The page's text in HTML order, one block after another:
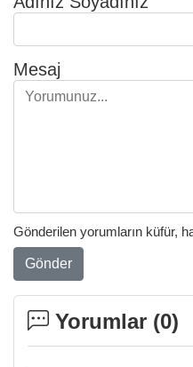
Mesaj
Gönderilen yorumların küfür,
Gönder
Yorumlar (0)